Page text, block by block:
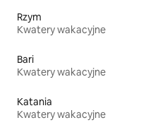
Rzym
Kwatery wakacyjne
Bari
Kwatery wakacyjne
Katania
Kwatery wakacyjne